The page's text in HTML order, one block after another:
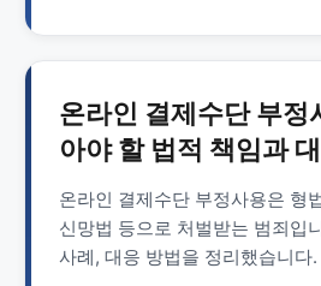
온라인 결제수단 부정
아야 할 법적 책임과
온라인 결제수단 부정사용은 형
신망법 등으로 처벌받는 범죄입
사례, 대응 방법을 정리했습니다.